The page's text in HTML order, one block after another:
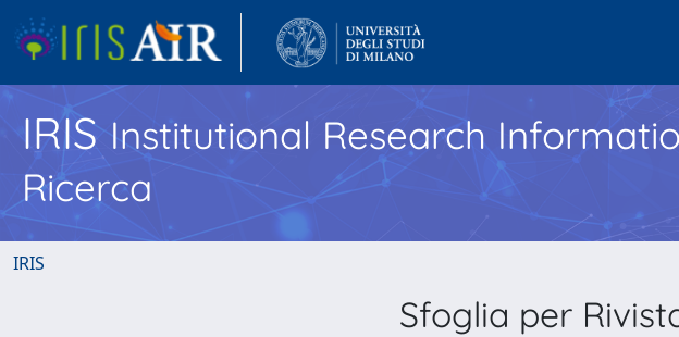
IRISInstitutional Research
Ricerca
IRIS
Sfoglia per